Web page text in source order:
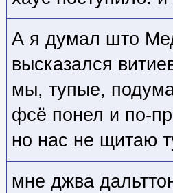
А я думал што
высказался
мы, тупые,
фсё понел и по-
но нас не щитаю
мне джва